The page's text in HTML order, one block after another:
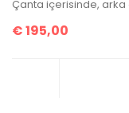
Çanta içerisinde,
€195,00